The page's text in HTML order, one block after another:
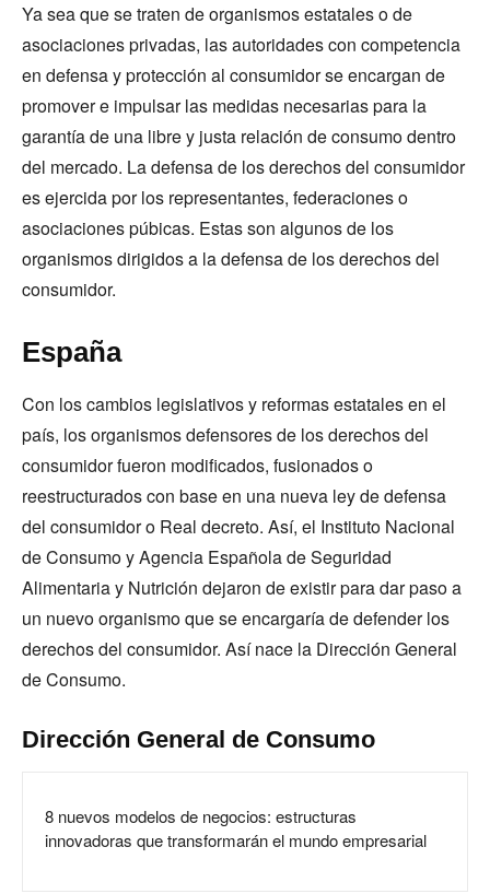
Ya sea que se traten de organismos estatales o de
asociaciones privadas, las autoridades con competencia
en defensa y protección al consumidor se encargan de
promover e impulsar las medidas necesarias para la
garantía de una libre y justa relación de consumo dentro
del mercado. La defensa de los derechos del consumidor
es ejercida por los representantes, federaciones o
asociaciones púbicas. Estas son algunos de los
organismos dirigidos a la defensa de los derechos del
consumidor.
España
Con los cambios legislativos y reformas estatales en el
país, los organismos defensores de los derechos del
consumidor fueron modificados, fusionados o
reestructurados con base en una nueva ley de defensa
del consumidor o Real decreto. Así, el Instituto Nacional
de Consumo y Agencia Española de Seguridad
Alimentaria y Nutrición dejaron de existir para dar paso a
un nuevo organismo que se encargaría de defender los
derechos del consumidor. Así nace la Dirección General
de Consumo.
Dirección General de Consumo
8 nuevos modelos de negocios: estructuras
innovadoras que transformarán el mundo empresarial